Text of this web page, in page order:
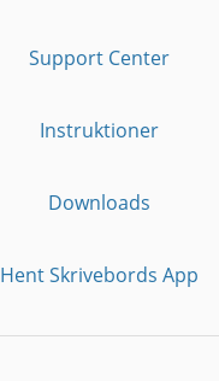
Support Center
Instruktioner
Downloads
Hent Skrivebords App